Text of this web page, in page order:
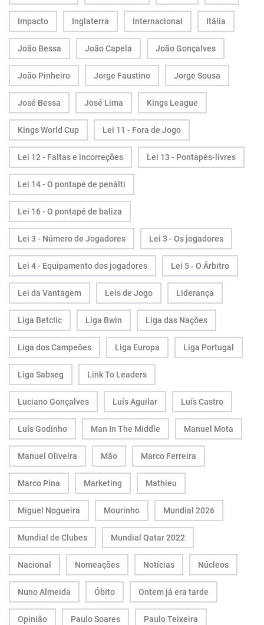
Impacto Inglaterra Internacional Itália
João Bessa João Capela João Gonçalves
João Pinheiro Jorge Faustino Jorge Sousa
José Bessa José Lima Kings League
Kings World Cup Lei 11 - Fora de Jogo
Lei 12 - Faltas e incorreções Lei 13 - Pontapés-livres
Lei 14 - O pontapé de penálti
Lei 16 - O pontapé de baliza
Lei 3 - Número de Jogadores Lei 3 - Os jogadores
Lei 4 - Equipamento dos jogadores Lei 5 - O Árbitro
Lei da Vantagem Leis de Jogo Liderança
Liga Betclic Liga Bwin Liga das Nações
Liga dos Campeões Liga Europa Liga Portugal
Liga Sabseg Link To Leaders
Luciano Gonçalves Luís Aguilar Luís Castro
Luís Godinho Man In The Middle Manuel Mota
Manuel Oliveira Mão Marco Ferreira
Marco Pina Marketing Mathieu
Miguel Nogueira Mourinho Mundial 2026
Mundial de Clubes Mundial Qatar 2022
Nacional Nomeações Notícias Núcleos
Nuno Almeida Óbito Ontem já era tarde
Opinião Paulo Soares Paulo Teixeira